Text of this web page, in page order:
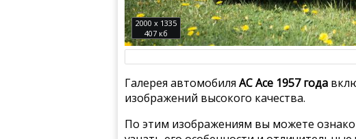
2000 x 1335
407 кб
Галерея автомобиля AC Ace 1957 года
изображений высокого качества.
По этим изображениям вы можете